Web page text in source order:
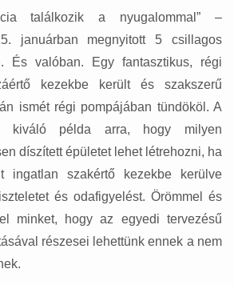
találkozik a nyugalommal” –
januárban megnyitott 5 csillagos
És valóban. Egy fantasztikus, régi
kezekbe került és szakszerű
ismét régi pompájában tündököl. A
kiváló példa arra, hogy milyen
díszített épületet lehet létrehozni, ha
ingatlan szakértő kezekbe kerülve
és odafigyelést. Örömmel és
minket, hogy az egyedi tervezésű
részesei lehettünk ennek a nem